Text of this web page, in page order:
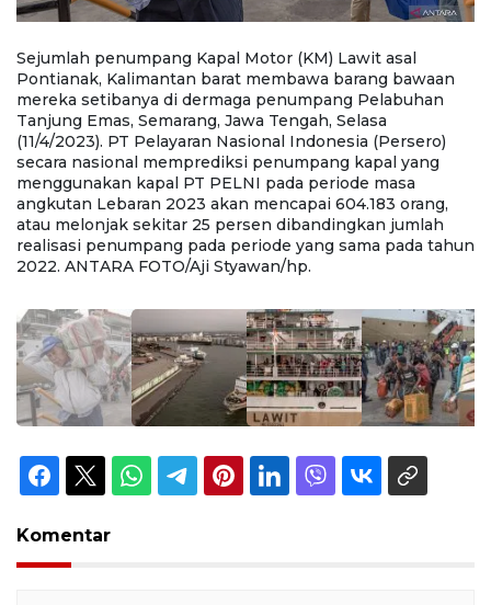
Sejumlah penumpang Kapal Motor (KM) Lawit asal
Pontianak, Kalimantan barat membawa barang bawaan
mereka setibanya di dermaga penumpang Pelabuhan
Tanjung Emas, Semarang, Jawa Tengah, Selasa
(11/4/2023). PT Pelayaran Nasional Indonesia (Persero)
secara nasional memprediksi penumpang kapal yang
menggunakan kapal PT PELNI pada periode masa
angkutan Lebaran 2023 akan mencapai 604.183 orang,
atau melonjak sekitar 25 persen dibandingkan jumlah
realisasi penumpang pada periode yang sama pada tahun
2022. ANTARA FOTO/Aji Styawan/hp.
Komentar